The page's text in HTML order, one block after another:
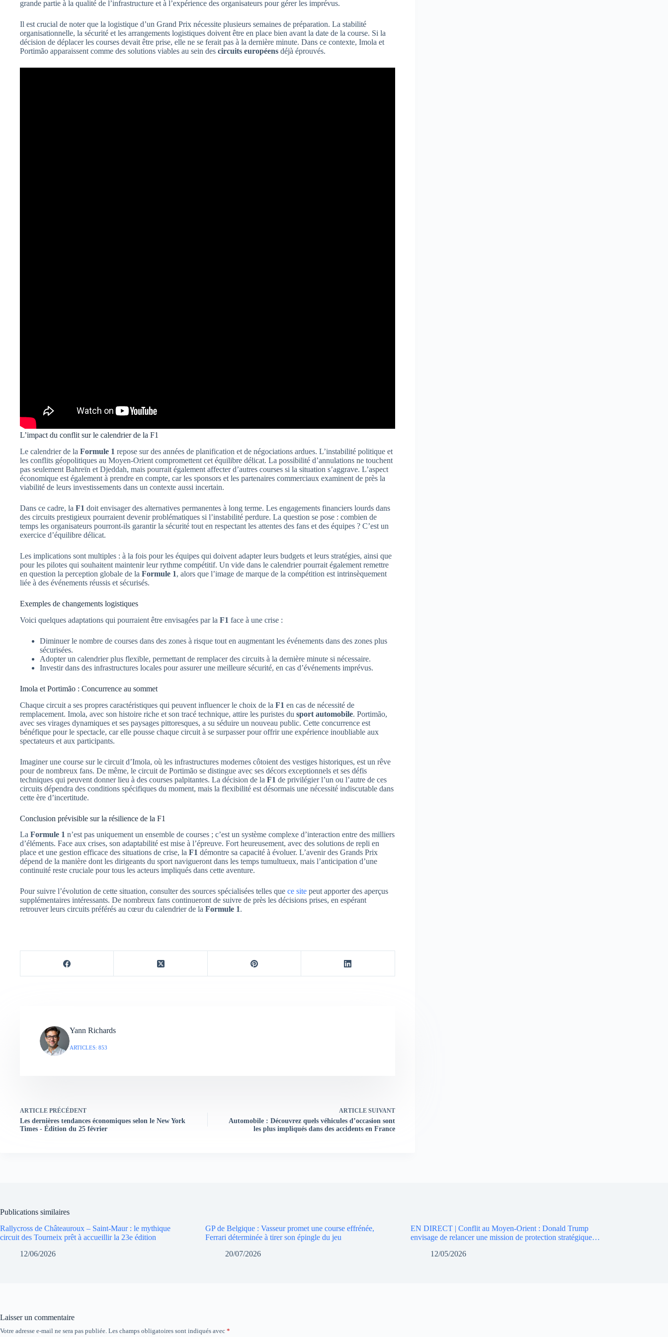
grande partie à la qualité de l’infrastructure et à l’expérience des organisateurs pour gérer les imprévus.
Il est crucial de noter que la logistique d’un Grand Prix nécessite plusieurs semaines de préparation. La stabilité
organisationnelle, la sécurité et les arrangements logistiques doivent être en place bien avant la date de la course. Si la
décision de déplacer les courses devait être prise, elle ne se ferait pas à la dernière minute. Dans ce contexte, Imola et
Portimão apparaissent comme des solutions viables au sein des circuits européens déjà éprouvés.
L’impact du conflit sur le calendrier de la F1
Le calendrier de la Formule 1 repose sur des années de planification et de négociations ardues. L’instabilité politique et
les conflits géopolitiques au Moyen-Orient compromettent cet équilibre délicat. La possibilité d’annulations ne touchent
pas seulement Bahreïn et Djeddah, mais pourrait également affecter d’autres courses si la situation s’aggrave. L’aspect
économique est également à prendre en compte, car les sponsors et les partenaires commerciaux examinent de près la
viabilité de leurs investissements dans un contexte aussi incertain.
Dans ce cadre, la F1 doit envisager des alternatives permanentes à long terme. Les engagements financiers lourds dans
des circuits prestigieux pourraient devenir problématiques si l’instabilité perdure. La question se pose : combien de
temps les organisateurs pourront-ils garantir la sécurité tout en respectant les attentes des fans et des équipes ? C’est un
exercice d’équilibre délicat.
Les implications sont multiples : à la fois pour les équipes qui doivent adapter leurs budgets et leurs stratégies, ainsi que
pour les pilotes qui souhaitent maintenir leur rythme compétitif. Un vide dans le calendrier pourrait également remettre
en question la perception globale de la Formule 1, alors que l’image de marque de la compétition est intrinsèquement
liée à des événements réussis et sécurisés.
Exemples de changements logistiques
Voici quelques adaptations qui pourraient être envisagées par la F1 face à une crise :
Diminuer le nombre de courses dans des zones à risque tout en augmentant les événements dans des zones plus
sécurisées.
Adopter un calendrier plus flexible, permettant de remplacer des circuits à la dernière minute si nécessaire.
Investir dans des infrastructures locales pour assurer une meilleure sécurité, en cas d’événements imprévus.
Imola et Portimão : Concurrence au sommet
Chaque circuit a ses propres caractéristiques qui peuvent influencer le choix de la F1 en cas de nécessité de
remplacement. Imola, avec son histoire riche et son tracé technique, attire les puristes du sport automobile. Portimão,
avec ses virages dynamiques et ses paysages pittoresques, a su séduire un nouveau public. Cette concurrence est
bénéfique pour le spectacle, car elle pousse chaque circuit à se surpasser pour offrir une expérience inoubliable aux
spectateurs et aux participants.
Imaginer une course sur le circuit d’Imola, où les infrastructures modernes côtoient des vestiges historiques, est un rêve
pour de nombreux fans. De même, le circuit de Portimão se distingue avec ses décors exceptionnels et ses défis
techniques qui peuvent donner lieu à des courses palpitantes. La décision de la F1 de privilégier l’un ou l’autre de ces
circuits dépendra des conditions spécifiques du moment, mais la flexibilité est désormais une nécessité indiscutable dans
cette ère d’incertitude.
Conclusion prévisible sur la résilience de la F1
La Formule 1 n’est pas uniquement un ensemble de courses ; c’est un système complexe d’interaction entre des milliers
d’éléments. Face aux crises, son adaptabilité est mise à l’épreuve. Fort heureusement, avec des solutions de repli en
place et une gestion efficace des situations de crise, la F1 démontre sa capacité à évoluer. L’avenir des Grands Prix
dépend de la manière dont les dirigeants du sport navigueront dans les temps tumultueux, mais l’anticipation d’une
continuité reste cruciale pour tous les acteurs impliqués dans cette aventure.
Pour suivre l’évolution de cette situation, consulter des sources spécialisées telles que ce site peut apporter des aperçus
supplémentaires intéressants. De nombreux fans continueront de suivre de près les décisions prises, en espérant
retrouver leurs circuits préférés au cœur du calendrier de la Formule 1.
Yann Richards
ARTICLES: 853
ARTICLE PRÉCÉDENT
Les dernières tendances économiques selon le New York
Times - Édition du 25 février
ARTICLESUIVANT
Automobile : Découvrez quels véhicules d’occasion sont
les plus impliqués dans des accidents en France
Publications similaires
Rallycross de Châteauroux – Saint-Maur : le mythique
circuit des Tourneix prêt à accueillir la 23e édition
12/06/2026
GP de Belgique : Vasseur promet une course effrénée,
Ferrari déterminée à tirer son épingle du jeu
20/07/2026
EN DIRECT | Conflit au Moyen-Orient : Donald Trump
envisage de relancer une mission de protection stratégique…
12/05/2026
Laisser un commentaire
Votre adresse e-mail ne sera pas publiée. Les champs obligatoires sont indiqués avec *